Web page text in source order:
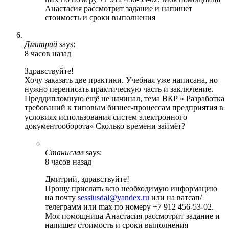
Анастасия рассмотрит задание и напишет
стоимость и сроки выполнения
Дмитрий says:
8 часов назад
Здравствуйте!
Хочу заказать две практики. Учебная уже написана, но
нужно переписать практическую часть и заключение.
Преддипломную ещё не начинал, тема ВКР » Разработка
требований к типовым бизнес-процессам предприятия в
условиях использования систем электронного
документооборота» Сколько времени займёт?
Станислав says:
8 часов назад
Дмитрий, здравствуйте!
Прошу прислать всю необходимую информацию
на почту sessiusdal@yandex.ru или на ватсап/
телеграмм или max по номеру +7 912 456-53-02.
Моя помощница Анастасия рассмотрит задание и
напишет стоимость и сроки выполнения